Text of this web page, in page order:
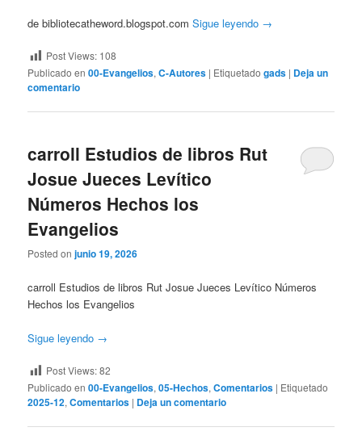
de bibliotecatheword.blogspot.comSigue leyendo →
Post Views: 108
Publicado en 00-Evangelios,C-Autores | Etiquetado gads | Deja un
comentario
carroll Estudios de libros Rut
Josue Jueces Levítico
Números Hechos los
Evangelios
Posted onjunio 19, 2026
carroll Estudios de libros Rut Josue Jueces Levítico Números
Hechos los Evangelios
Sigue leyendo →
Post Views:82
Publicado en 00-Evangelios,05-Hechos,Comentarios | Etiquetado
2025-12,Comentarios | Deja un comentario